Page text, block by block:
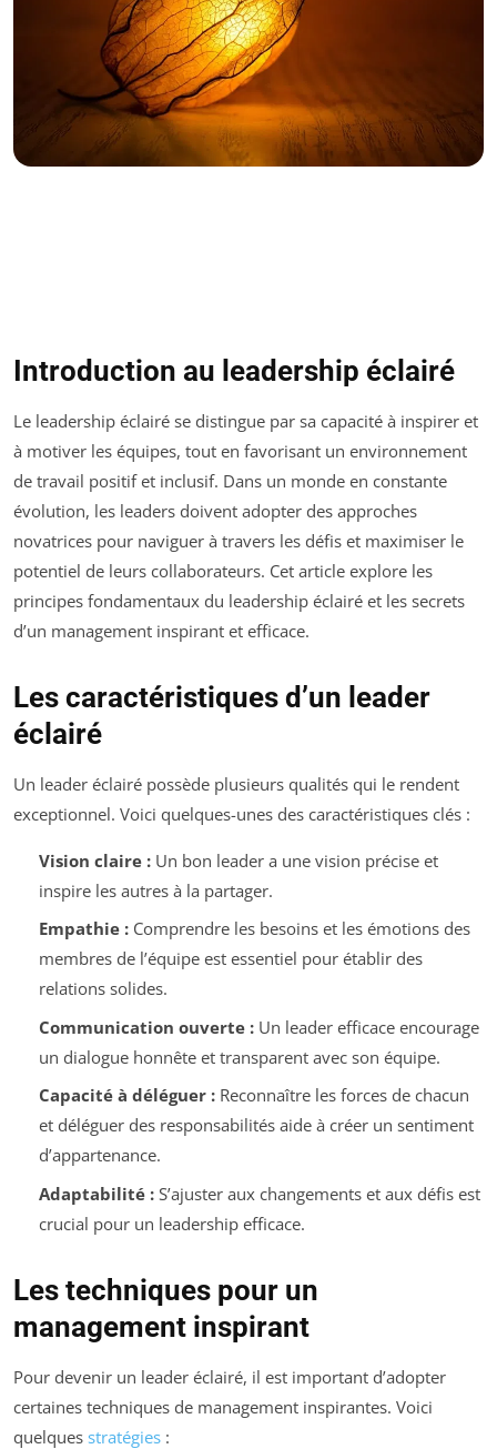
Introduction au leadership éclairé
Le leadership éclairé se distingue par sa capacité à inspirer et
à motiver les équipes, tout en favorisant un environnement
de travail positif et inclusif. Dans un monde en constante
évolution, les leaders doivent adopter des approches
novatrices pour naviguer à travers les défis et maximiser le
potentiel de leurs collaborateurs. Cet article explore les
principes fondamentaux du leadership éclairé et les secrets
d’un management inspirant et efficace.
Les caractéristiques d’un leader
éclairé
Un leader éclairé possède plusieurs qualités qui le rendent
exceptionnel. Voici quelques-unes des caractéristiques clés :
Vision claire :Un bon leader a une vision précise et
inspire les autres à la partager.
Empathie :Comprendre les besoins et les émotions des
membres de l’équipe est essentiel pour établir des
relations solides.
Communication ouverte :Un leader efficace encourage
un dialogue honnête et transparent avec son équipe.
Capacité à déléguer :Reconnaître les forces de chacun
et déléguer des responsabilités aide à créer un sentiment
d’appartenance.
Adaptabilité :S’ajuster aux changements et aux défis est
crucial pour un leadership efficace.
Les techniques pour un
management inspirant
Pour devenir un leader éclairé, il est important d’adopter
certaines techniques de management inspirantes. Voici
quelques stratégies :